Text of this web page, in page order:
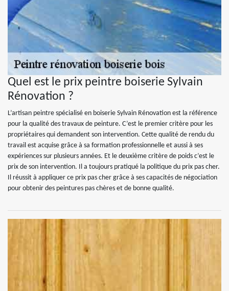
Quel est le prix peintre boiserie Sylvain
Rénovation ?
L’artisan peintre spécialisé en boiserie Sylvain Rénovation est la référence
pour la qualité des travaux de peinture. C’est le premier critère pour les
propriétaires qui demandent son intervention. Cette qualité de rendu du
travail est acquise grâce à sa formation professionnelle et aussi à ses
expériences sur plusieurs années. Et le deuxième critère de poids c’est le
prix de son intervention. Il a toujours pratiqué la politique du prix pas cher.
Il réussit à appliquer ce prix pas cher grâce à ses capacités de négociation
pour obtenir des peintures pas chères et de bonne qualité.